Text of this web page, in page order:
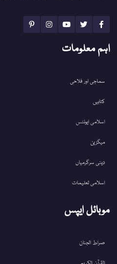
اہم معلومات
سماجی اور فلاحی
کتابیں
اسلامی ایونٹس
میگزین
دینی سرگرمیاں
اسلامی تعلیمات
موبائل ایپس
صراط الجنان